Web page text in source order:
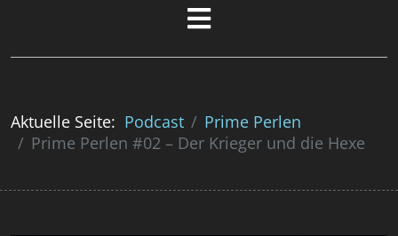
Aktuelle Seite: Podcast
Prime Perlen
Prime Perlen #02 – Der Krieger und die Hexe